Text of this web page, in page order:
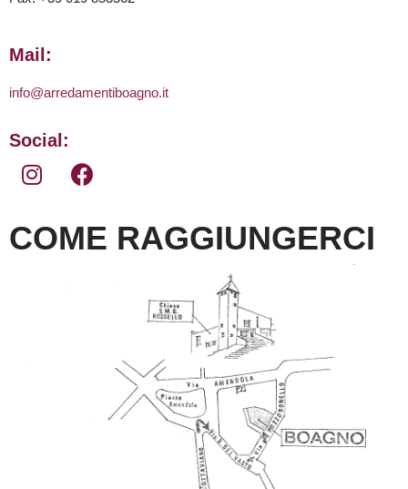
Mail:
info@arredamentiboagno.it
Social:
COME RAGGIUNGERCI